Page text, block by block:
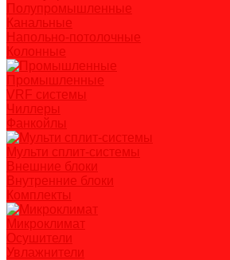
Полупромышленные
Канальные
Напольно-потолочные
Колонные
Промышленные
VRF системы
Чиллеры
Фанкойлы
Мульти сплит-системы
Внешние блоки
Внутренние блоки
Комплекты
Микроклимат
Осушители
Увлажнители